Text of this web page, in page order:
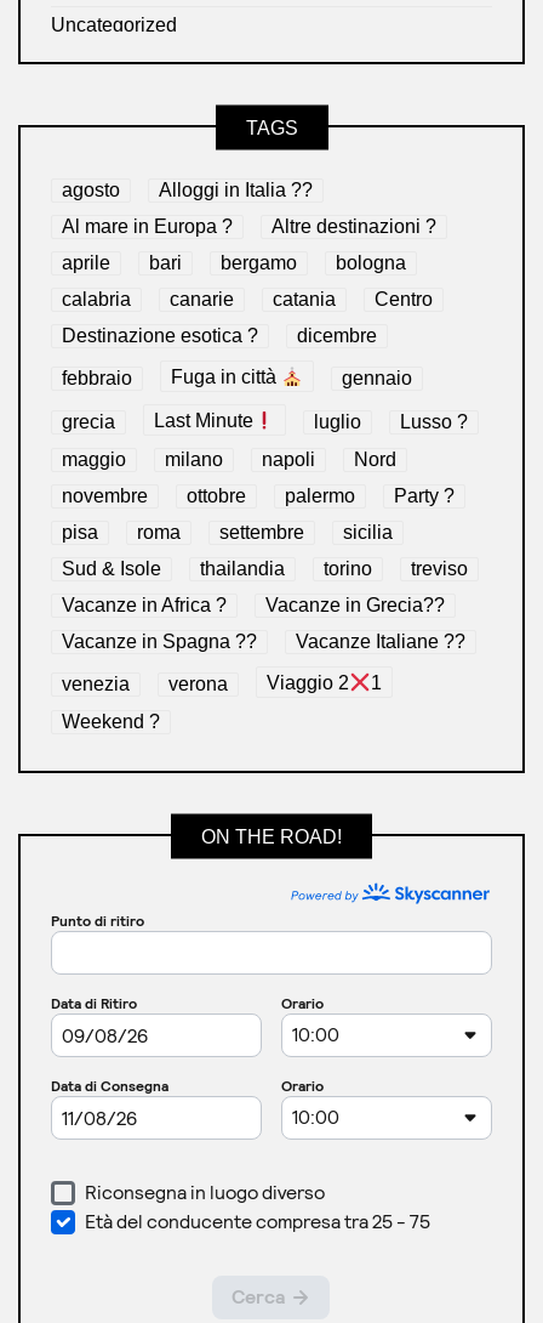
Uncategorized
TAGS
agosto
Alloggi in Italia ??
Al mare in Europa ?️
Altre destinazioni ?
aprile
bari bergamo
bologna
calabria
canarie catania
Centro
Destinazione esotica ?
dicembre
febbraio Fuga in città gennaio
grecia Last Minute luglio
Lusso ?
maggio
milano napoli
Nord
novembre
ottobre palermo
Party ?
pisa
roma settembre
sicilia
Sud & Isole
thailandia torino
treviso
Vacanze in Africa ?
Vacanze in Grecia??
Vacanze in Spagna ??
Vacanze Italiane ??
venezia verona Viaggio 2
1
Weekend ?
ON THE ROAD!